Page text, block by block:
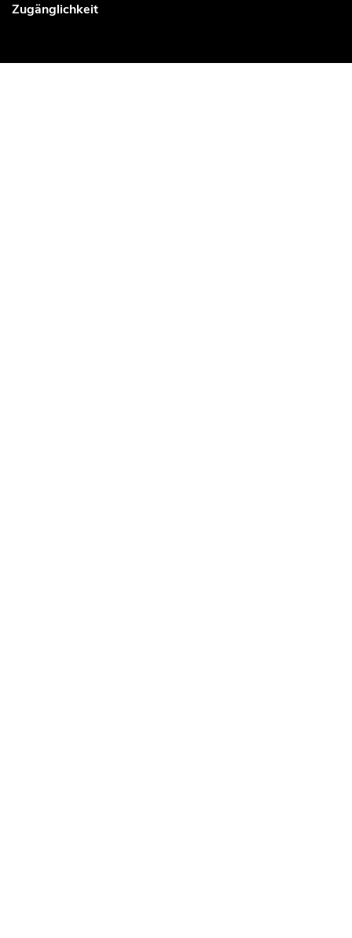
Zugänglichkeit